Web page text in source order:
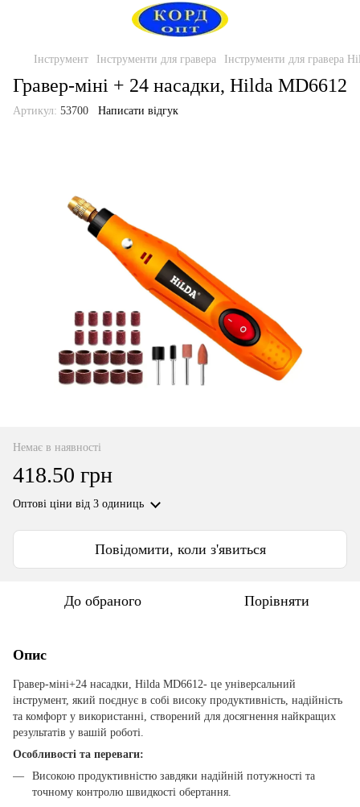
Інструмент Інструменти для гравера Інструменти для гравера
Гравер-міні + 24 насадки, Hilda MD6612
Артикул: 53700 Написати відгук
Немає в наявності
418.50 грн
Оптові ціни від 3 одиниць
Повідомити, коли з'явиться
До обраного Порівняти
Опис
Гравер-міні+24 насадки, Hilda MD6612- це універсальний
інструмент, який поєднує в собі високу продуктивність, надійність
та комфорт у використанні, створений для досягнення найкращих
результатів у вашій роботі.
Особливості та переваги:
Високою продуктивністю завдяки надійній потужності та
точному контролю швидкості обертання.